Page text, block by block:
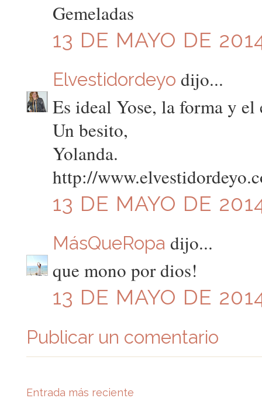
Gemeladas
13 DE MAYO DE
Elvestidordeyo dijo...
Es ideal Yose, la forma y el
Un besito,
Yolanda.
http://
13 DE MAYO DE
MásQueRopa dijo...
que mono por dios!
13 DE MAYO DE
Publicar un comentario
Entrada más reciente